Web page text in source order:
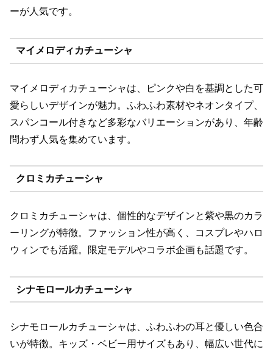
ーが人気です。
マイメロディカチューシャ
マイメロディカチューシャは、ピンクや白を基調とした可
愛らしいデザインが魅力。ふわふわ素材やネオンタイプ、
スパンコール付きなど多彩なバリエーションがあり、年齢
問わず人気を集めています。
クロミカチューシャ
クロミカチューシャは、個性的なデザインと紫や黒のカラ
ーリングが特徴。ファッション性が高く、コスプレやハロ
ウィンでも活躍。限定モデルやコラボ企画も話題です。
シナモロールカチューシャ
シナモロールカチューシャは、ふわふわの耳と優しい色合
いが特徴。キッズ・ベビー用サイズもあり、幅広い世代に